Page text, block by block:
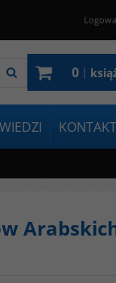
0 |
KONTAKT